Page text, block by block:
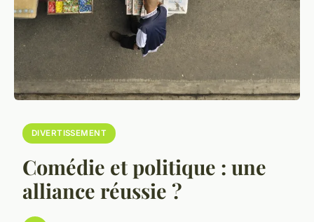
DIVERTISSEMENT
Comédie et politique : une
alliance réussie ?